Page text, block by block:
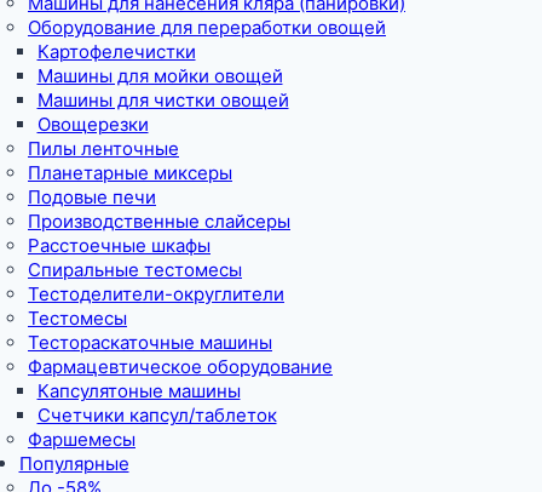
Оборудование для переработки овощей
Картофелечистки
Машины для мойки овощей
Машины для чистки овощей
Овощерезки
Пилы ленточные
Планетарные миксеры
Подовые печи
Производственные слайсеры
Расстоечные шкафы
Спиральные тестомесы
Тестоделители-округлители
Тестомесы
Тестораскаточные машины
Фармацевтическое оборудование
Капсулятоные машины
Счетчики капсул/таблеток
Фаршемесы
Популярные